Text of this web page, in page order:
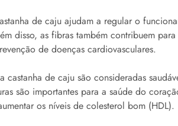
de caju ajudam a regular o
disso, as fibras também contribuem
de doenças cardiovasculares.
castanha de caju são consideradas
são importantes para a saúde do
os níveis de colesterol bom (HDL).